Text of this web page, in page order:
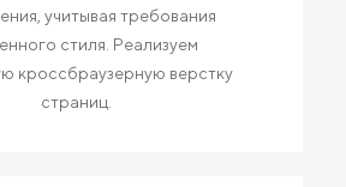
учитывая требования
стиля. Реализуем
кроссбраузерную верстку
страниц.